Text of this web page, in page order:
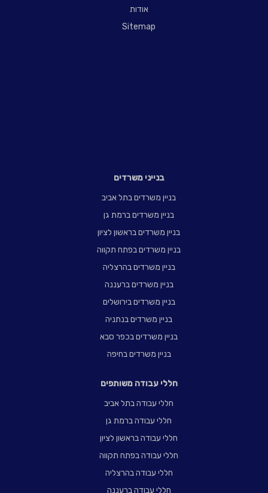
אודות
Sitemap
בנייני משרדים
בניין משרדים בתל אביב
בניין משרדים ברמת גן
בניין משרדים בראשון לציון
בניין משרדים בפתח תקווה
בניין משרדים בהרצליה
בניין משרדים ברעננה
בניין משרדים בירושלים
בניין משרדים בנתניה
בניין משרדים בכפר סבא
בניין משרדים בחיפה
חללי עבודה משותפים
חללי עבודה בתל אביב
חללי עבודה ברמת גן
חללי עבודה בראשון לציון
חללי עבודה בפתח תקווה
חללי עבודה בהרצליה
חללי עבודה ברעננה